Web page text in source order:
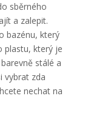
sběrného
a zalepit.
bazénu, který
plastu, který je
stálé a
vybrat zda
nechat na